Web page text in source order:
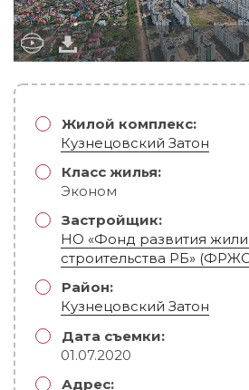
Жилой комплекс:
Кузнецовский Затон
Класс жилья:
Эконом
Застройщик:
НО «Фонд развития
строительства РБ»
Район:
Кузнецовский Затон
Дата съемки:
01.07.2020
Адрес: